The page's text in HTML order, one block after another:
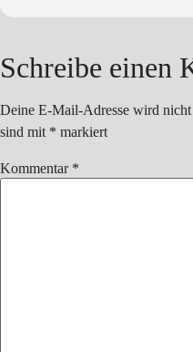
Schreibe einen
Deine E-Mail-Adresse wird
sind mit * markiert
Kommentar *